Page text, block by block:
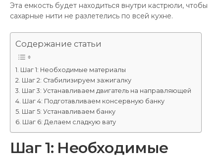
Эта емкость будет находиться внутри кастрюли, чтобы
сахарные нити не разлетелись по всей кухне.
Содержание статьи
Шаг 1: Необходимые материалы
Шаг 2: Стабилизируем зажигалку
Шаг 3: Устанавливаем двигатель на направляющей
Шаг 4: Подготавливаем консервную банку
Шаг 5: Устанавливаем банку
Шаг 6: Делаем сладкую вату
Шаг 1: Необходимые